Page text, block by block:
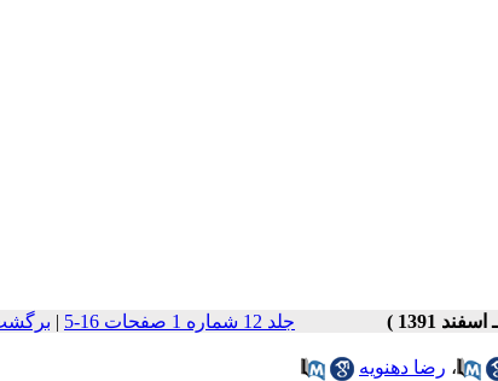
جلد 12 شماره 1 صفحات 16-5 |
، رضا دهنویه